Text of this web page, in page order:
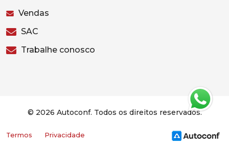
Vendas
SAC
Trabalhe conosco
© 2026 Autoconf. Todos os direitos reservados.
Termos Privacidade